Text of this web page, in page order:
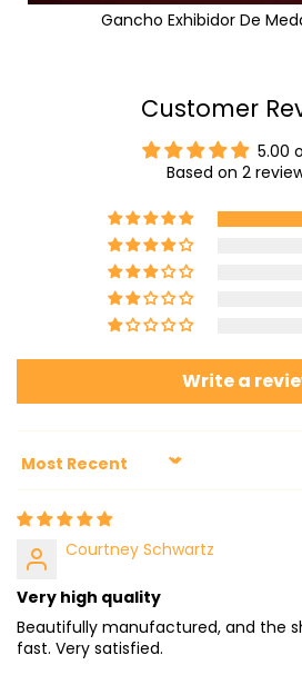
Gancho Exhibidor De
Customer
5.00
Based on 2
Write a
Sort by
Courtney Schwartz
Very high quality
Beautifully manufactured, and the
fast. Very satisfied.